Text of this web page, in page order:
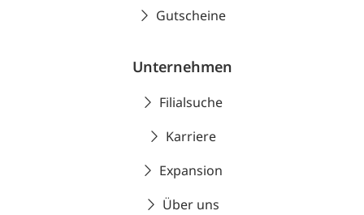
Gutscheine
Unternehmen
Filialsuche
Karriere
Expansion
Über uns